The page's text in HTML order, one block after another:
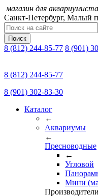
магазин для аквариумиста
Санкт-Петербург, Малый
Поиск
8 (812) 244-85-77 8 (901)
8 (812) 244-85-77
8 (901) 302-83-30
Каталог
←
Аквариумы
←
Пресноводные
←
Угловой
Мини
Производители